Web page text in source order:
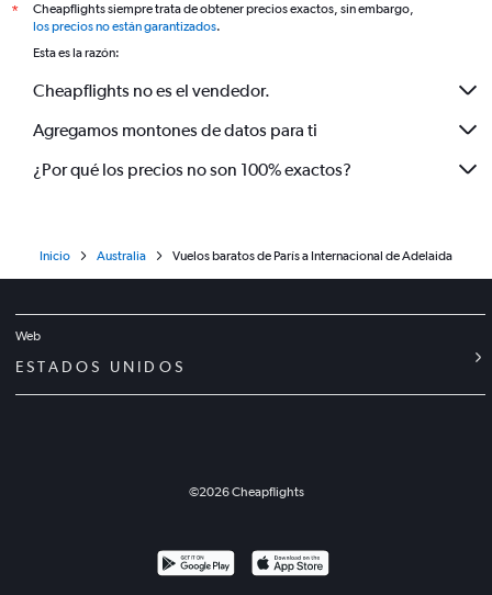
*
Cheapflights siempre trata de obtener precios exactos, sin embargo,
los precios no están garantizados.
Esta es la razón:
Cheapflights no es el vendedor.
Agregamos montones de datos para ti
¿Por qué los precios no son 100% exactos?
Inicio Australia Vuelos baratos de París a Internacional de Adelaida
Web
ESTADOS UNIDOS
©2026Cheapflights